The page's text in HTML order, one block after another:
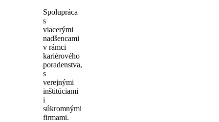
Spolupráca
s
viacerými
nadšencami
v rámci
kariérového
poradenstva,
s
verejnými
inštitúciami
i
súkromnými
firmami.